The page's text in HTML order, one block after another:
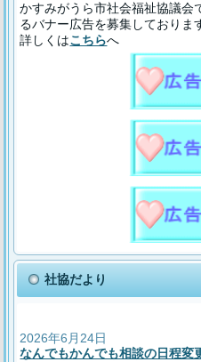
かすみがうら市社会福祉協議会
るバナー広告を募集しておりま
詳しくはこちらへ
社協だより
2026年6月24日
なんでもかんでも相談の日程変